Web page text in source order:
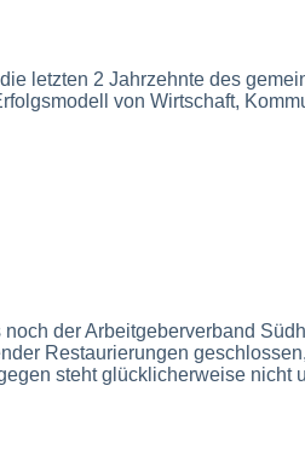
letzten 2 Jahrzehnte des
von Wirtschaft,
der Arbeitgeberverband
Restaurierungen
steht glücklicherweise